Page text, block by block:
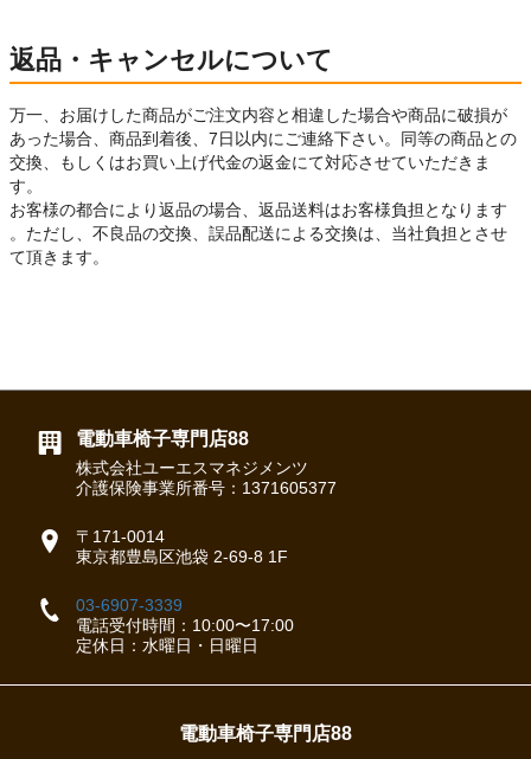
返品・キャンセルについて
万一、お届けした商品がご注文内容と相違した場合や商品に破損が
あった場合、商品到着後、7日以内にご連絡下さい。同等の商品との
交換、もしくはお買い上げ代金の返金にて対応させていただきま
す。
お客様の都合により返品の場合、返品送料はお客様負担となります
。ただし、不良品の交換、誤品配送による交換は、当社負担とさせ
て頂きます。
電動車椅子専門店88
株式会社ユーエスマネジメンツ
介護保険事業所番号：1371605377
〒171-0014
東京都豊島区池袋 2-69-8 1F
03-6907-3339
電話受付時間：10:00〜17:00
定休日：水曜日・日曜日
電動車椅子専門店88